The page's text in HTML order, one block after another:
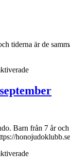
tiderna är de
för
13/1
Barn från 7 år
för